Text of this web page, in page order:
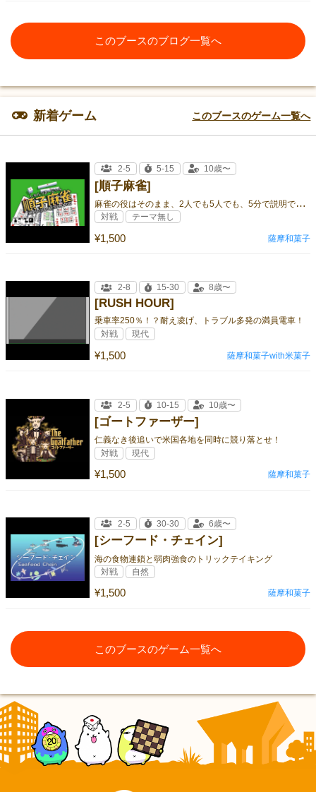
このブースのブログ一覧へ
新着ゲーム このブースのゲーム一覧へ
[順子麻雀]
麻
雀の役はそのまま、2人でも5人でも、5分で説明できる、15分で遊べる麻雀です
¥1,500
2-5 5-15 10歳〜
対戦 テーマ無し
薩摩和菓子
[RUSH HOUR]
乗車率250％！？耐え凌げ、トラブル多発の満員電車！
¥1,500
2-8 15-30 8歳〜
対戦 現代
薩摩和菓子with米菓子
[ゴートファーザー]
仁義なき後追いで米国各地を同時に競り落とせ！
¥1,500
2-5 10-15 10歳〜
対戦 現代
薩摩和菓子
[シーフード・チェイン]
海の食物連鎖と弱肉強食のトリックテイキング
¥1,500
2-5 30-30 6歳〜
対戦 自然
薩摩和菓子
このブースのゲーム一覧へ